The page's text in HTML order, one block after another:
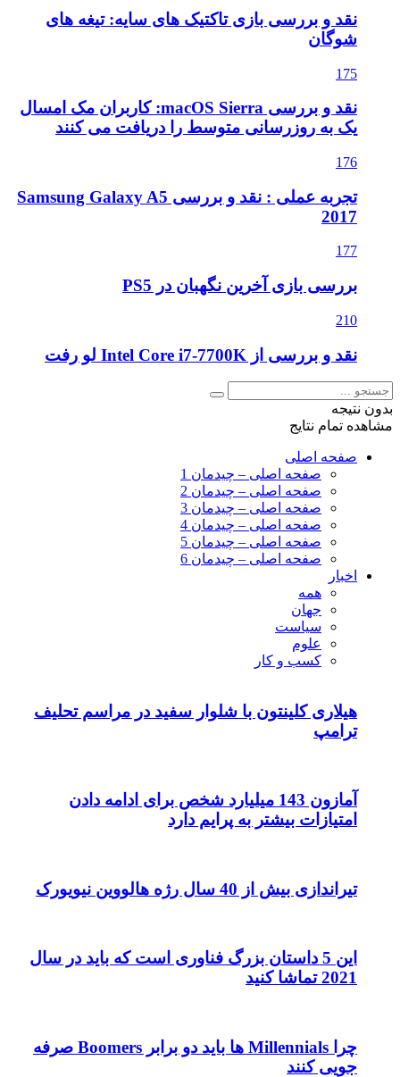
نقد و بررسی بازی تاکتیک های سایه: تیغه های
شوگان
175
نقد و بررسی macOS Sierra: کاربران مک امسال
یک به روزرسانی متوسط را دریافت می کنند
176
تجربه عملی : نقد و بررسی Samsung Galaxy A5
2017
177
بررسی بازی آخرین نگهبان در PS5
210
نقد و بررسی از Intel Core i7-7700K لو رفت
بدون نتیجه
مشاهده تمام نتایج
صفحه اصلی
صفحه اصلی – چیدمان 1
صفحه اصلی – چیدمان 2
صفحه اصلی – چیدمان 3
صفحه اصلی – چیدمان 4
صفحه اصلی – چیدمان 5
صفحه اصلی – چیدمان 6
اخبار
همه
جهان
سیاست
علوم
کسب و کار
هیلاری کلینتون با شلوار سفید در مراسم تحلیف
ترامپ
آمازون 143 میلیارد شخص برای ادامه دادن
امتیازات بیشتر به پرایم دارد
تیراندازی بیش از 40 سال رژه هالووین نیویورک
این 5 داستان بزرگ فناوری است که باید در سال
2021 تماشا کنید
چرا Millennials ها باید دو برابر Boomers صرفه
جویی کنند